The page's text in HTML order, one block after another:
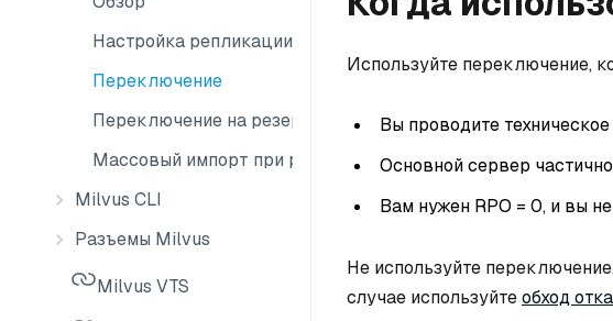
Настройка репликации CDC
Переключение
Переключение на резервный сервер
Массовый импорт при репликации CDC
Milvus CLI
Разъемы Milvus
Milvus VTS
Используйте переключение,
Вы проводите
Основной сервер
Вам нужен RPO = 0, и вы
Не используйте
случае используйтеобход